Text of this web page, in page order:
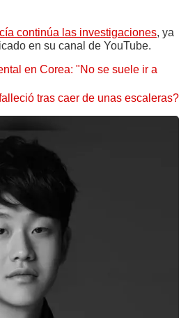
continúa las investigaciones, ya
en su canal de YouTube.
en Corea: "No se suele ir a
tras caer de unas escaleras?